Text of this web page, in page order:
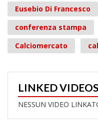
Eusebio Di Francesco
conferenza stampa
Calciomercato
LINKED VIDEOS
NESSUN VIDEO